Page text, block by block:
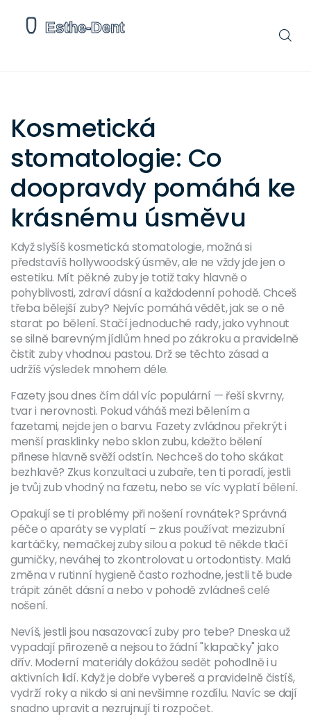
Kosmetická
stomatologie: Co
doopravdy pomáhá ke
krásnému úsměvu
Když slyšíš kosmetická stomatologie, možná si
představíš hollywoodský úsměv, ale ne vždy jde jen o
estetiku. Mít pěkné zuby je totiž taky hlavně o
pohyblivosti, zdraví dásní a každodenní pohodě. Chceš
třeba bělejší zuby? Nejvíc pomáhá vědět, jak se o ně
starat po bělení. Stačí jednoduché rady, jako vyhnout
se silně barevným jídlům hned po zákroku a pravidelně
čistit zuby vhodnou pastou. Drž se těchto zásad a
udržíš výsledek mnohem déle.
Fazety jsou dnes čím dál víc populární — řeší skvrny,
tvar i nerovnosti. Pokud váháš mezi bělením a
fazetami, nejde jen o barvu. Fazety zvládnou překrýt i
menší prasklinky nebo sklon zubu, kdežto bělení
přinese hlavně svěží odstín. Nechceš do toho skákat
bezhlavě? Zkus konzultaci u zubaře, ten ti poradí, jestli
je tvůj zub vhodný na fazetu, nebo se víc vyplatí bělení.
Opakují se ti problémy při nošení rovnátek? Správná
péče o aparáty se vyplatí – zkus používat mezizubní
kartáčky, nemačkej zuby silou a pokud tě někde tlačí
gumičky, neváhej to zkontrolovat u ortodontisty. Malá
změna v rutinní hygieně často rozhodne, jestli tě bude
trápit zánět dásní a nebo v pohodě zvládneš celé
nošení.
Nevíš, jestli jsou nasazovací zuby pro tebe? Dneska už
vypadají přirozeně a nejsou to žádní "klapačky" jako
dřív. Moderní materiály dokážou sedět pohodlně i u
aktivních lidí. Když je dobře vybereš a pravidelně čistíš,
vydrží roky a nikdo si ani nevšimne rozdílu. Navíc se dají
snadno upravit a nezrujnují ti rozpočet.